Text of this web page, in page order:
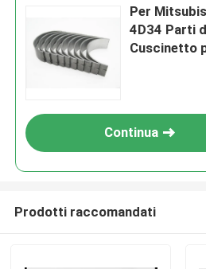
Per
4D34 Parti
Cuscinetto
Continua
Prodotti raccomandati